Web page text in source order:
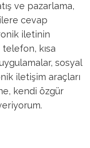
ve pazarlama,
cevap
iletinin
kısa
sosyal
iletişim araçları
kendi özgür